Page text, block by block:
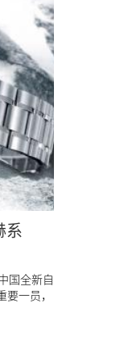
系
国全新自
一员，